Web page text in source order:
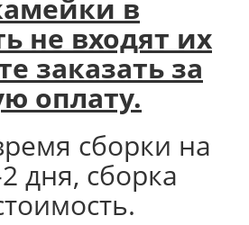
в
не входят их
заказать за
оплату.
сборки на
дня, сборка